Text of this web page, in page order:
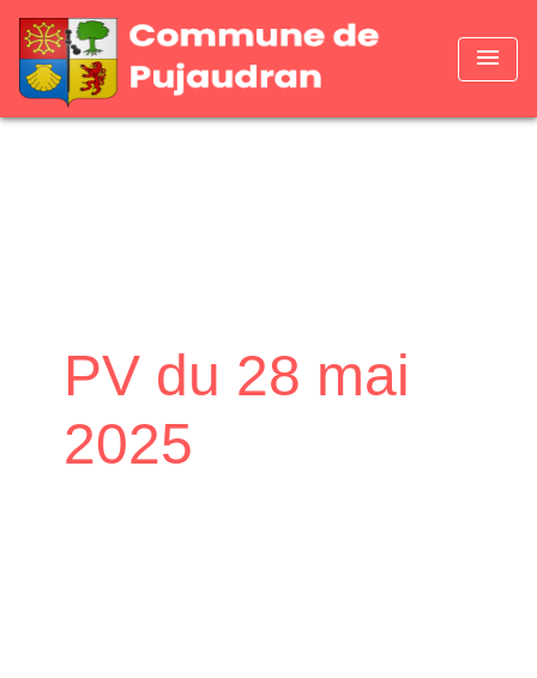
menu
PV du 28 mai
2025